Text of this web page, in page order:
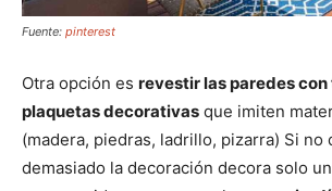
Fuente: pinterest
Otra opción es revestir las paredes con
plaquetas decorativas que imiten
(madera, piedras, ladrillo, pizarra) Si no
demasiado la decoración decora solo